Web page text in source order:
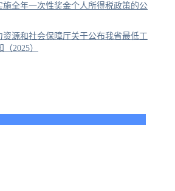
施全年一次性奖金个人所得税政策的公
资源和社会保障厅关于公布我省最低工
2025）